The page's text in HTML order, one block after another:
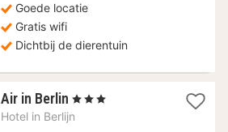
Goede locatie
Gratis wifi
Dichtbij de dierentuin
Air in Berlin 1
nacht
, 3 Sterren
Hotel in Berlijn